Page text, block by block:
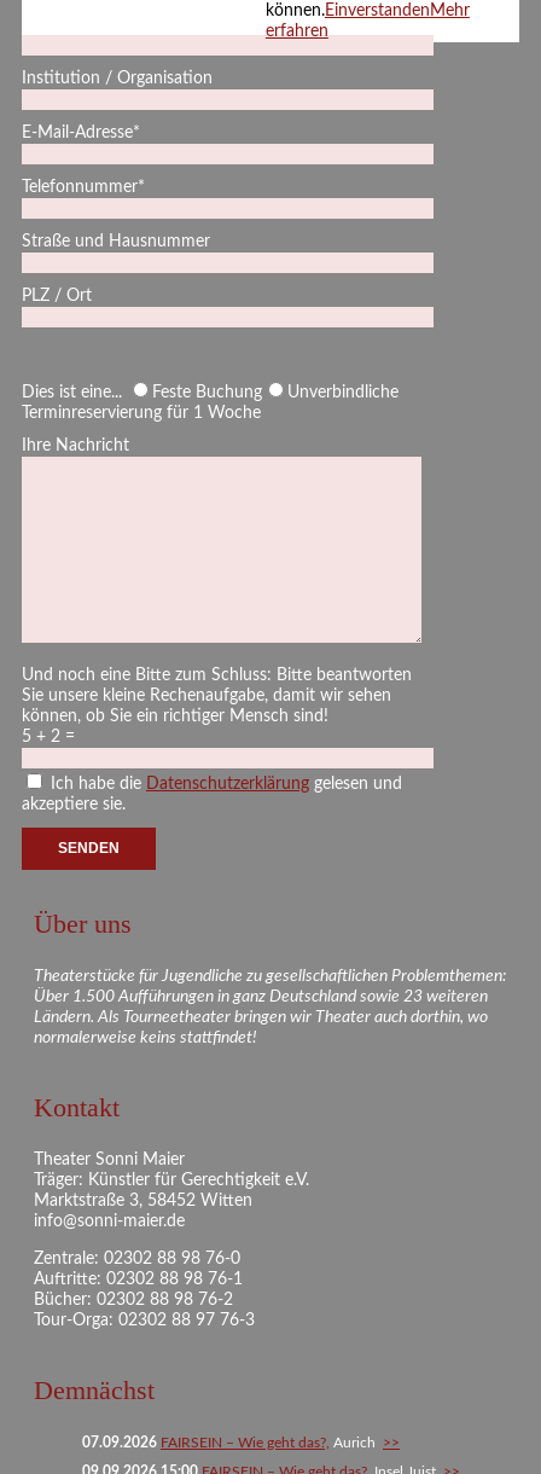
Institution / Organisation
E-Mail-Adresse*
Telefonnummer*
Straße und Hausnummer
PLZ / Ort
Dies ist eine... Feste Buchung
Unverbindliche
Terminreservierung für 1 Woche
Ihre Nachricht
Und noch eine Bitte zum Schluss: Bitte beantworten
Sie unsere kleine Rechenaufgabe, damit wir sehen
können, ob Sie ein richtiger Mensch sind!
5 + 2 =
Ich habe die Datenschutzerklärung gelesen und
akzeptiere sie.
Über uns
Theaterstücke für Jugendliche zu gesellschaftlichen Problemthemen:
Über 1.500 Aufführungen in ganz Deutschland sowie 23 weiteren
Ländern. Als Tourneetheater bringen wir Theater auch dorthin, wo
normalerweise keins stattfindet!
Kontakt
Theater Sonni Maier
Träger: Künstler für Gerechtigkeit e.V.
Marktstraße 3, 58452 Witten
info@sonni-maier.de
Zentrale: 02302 88 98 76-0
Auftritte: 02302 88 98 76-1
Bücher: 02302 88 98 76-2
Tour-Orga: 02302 88 97 76-3
Demnächst
07.09.2026 FAIRSEIN – Wie geht das?, Aurich >>
können.Einverstanden Mehr
erfahren